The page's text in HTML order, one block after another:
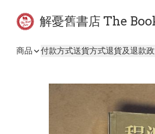
解憂舊書店 The
商品 付款方式送貨方式退貨及退款